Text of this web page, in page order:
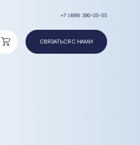
+7 (499) 390-05-55
Корзина СВЯЗАТЬСЯ С НАМИ